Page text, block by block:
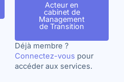
Acteur en
cabinet de
Management
de Transition
Déjà membre ?
Connectez-vous pour
accéder aux services.